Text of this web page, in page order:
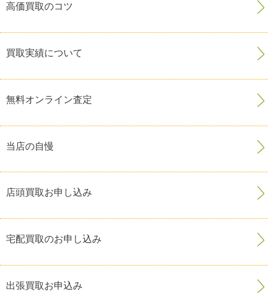
高価買取のコツ
買取実績について
無料オンライン査定
当店の自慢
店頭買取お申し込み
宅配買取のお申し込み
出張買取お申込み